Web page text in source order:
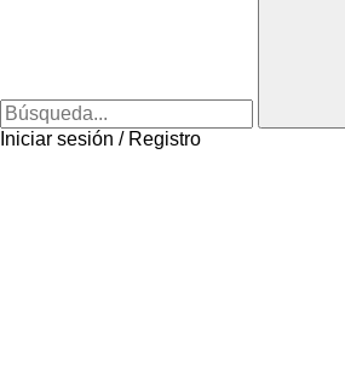
Iniciar sesión / Registro